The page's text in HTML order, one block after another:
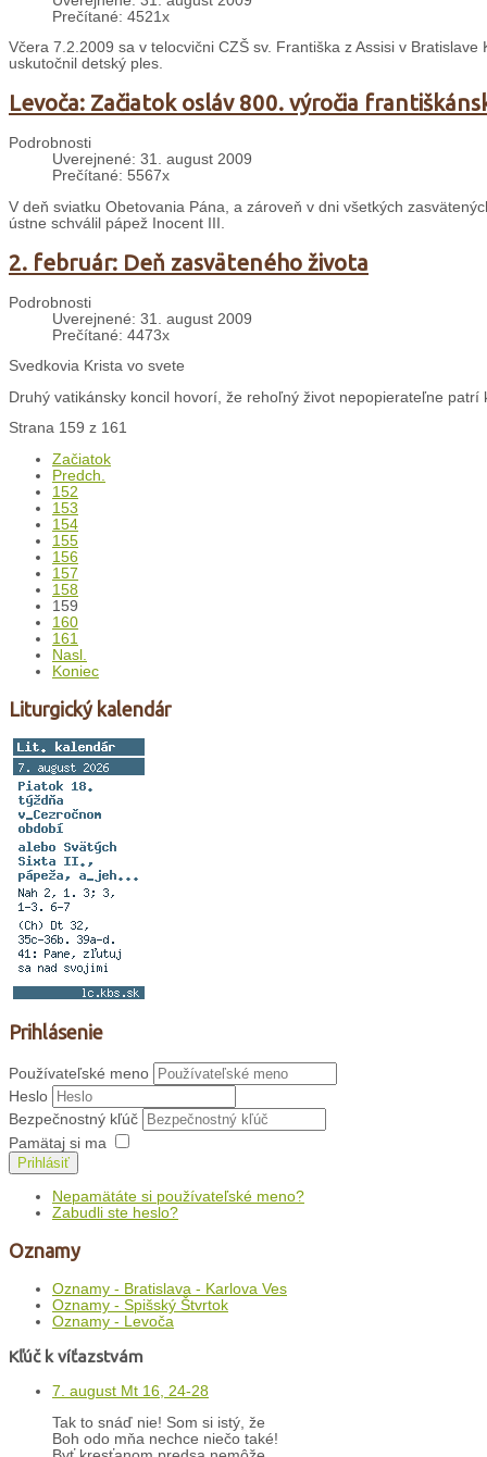
Prečítané: 4521x
Včera 7.2.2009 sa v telocvični CZŠ sv. Františka z Assisi v
uskutočnil detský ples.
Levoča: Začiatok osláv 800. výročia
Podrobnosti
Uverejnené: 31. august 2009
Prečítané: 5567x
V deň sviatku Obetovania Pána, a zároveň v dni všetkých
ústne schválil pápež Inocent III.
2. február: Deň zasväteného života
Podrobnosti
Uverejnené: 31. august 2009
Prečítané: 4473x
Svedkovia Krista vo svete
Druhý vatikánsky koncil hovorí, že rehoľný život nepopierateľne patrí
Strana 159 z 161
Začiatok
Predch.
152
153
154
155
156
157
158
159
160
161
Nasl.
Koniec
Liturgický kalendár
Prihlásenie
Používateľské meno
Heslo
Bezpečnostný kľúč
Pamätaj si ma
Prihlásiť
Nepamätáte si používateľské meno?
Zabudli ste heslo?
Oznamy
Oznamy - Bratislava - Karlova Ves
Oznamy - Spišský Štvrtok
Oznamy - Levoča
Kľúč k víťazstvám
7. august Mt 16, 24-28
Tak to snáď nie! Som si istý, že
Boh odo mňa nechce niečo také!